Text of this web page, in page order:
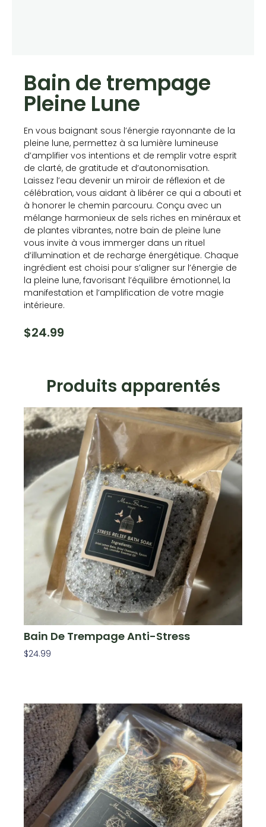
Bain de trempage
Pleine Lune
En vous baignant sous l’énergie rayonnante de la
pleine lune, permettez à sa lumière lumineuse
d’amplifier vos intentions et de remplir votre esprit
de clarté, de gratitude et d’autonomisation.
Laissez l’eau devenir un miroir de réflexion et de
célébration, vous aidant à libérer ce qui a abouti et
à honorer le chemin parcouru. Conçu avec un
mélange harmonieux de sels riches en minéraux et
de plantes vibrantes, notre bain de pleine lune
vous invite à vous immerger dans un rituel
d’illumination et de recharge énergétique. Chaque
ingrédient est choisi pour s’aligner sur l’énergie de
la pleine lune, favorisant l’équilibre émotionnel, la
manifestation et l’amplification de votre magie
intérieure.
$24.99
Produits apparentés
Bain De Trempage Anti-Stress
$24.99